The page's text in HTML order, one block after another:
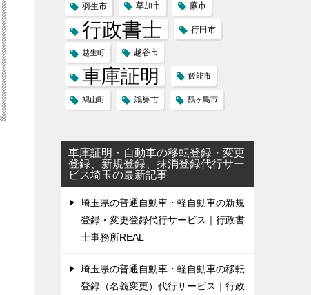
羽生市 草加市 蕨市
行政書士 行田市
越生町 越谷市
車庫証明 飯能市
鳩山町 鴻巣市 鶴ヶ島市
車庫証明・自動車の移転登録・変更
登録、新規登録、抹消登録代行サー
ビス埼玉の最新記事
埼玉県の普通自動車・軽自動車の新規
登録・変更登録代行サービス｜行政書
士事務所REAL
埼玉県の普通自動車・軽自動車の移転
登録（名義変更）代行サービス｜行政